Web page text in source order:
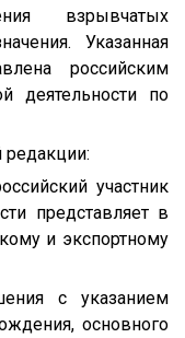
взрывчатых
Указанная
российским
деятельности по
участник
представляет в
и экспортному
с указанием
основного